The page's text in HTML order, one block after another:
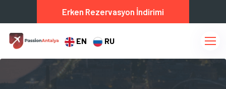
Erken Rezervasyon İndirimi
EN RU